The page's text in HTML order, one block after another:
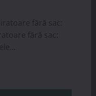
fără sac:
fără sac: